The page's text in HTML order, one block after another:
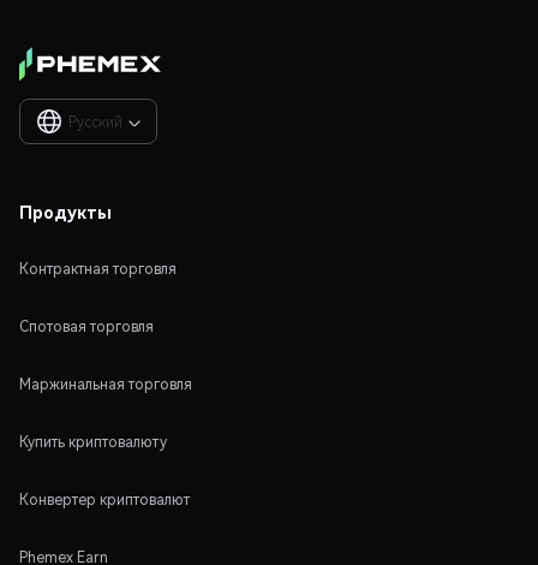
Русский 
Продукты
Контрактная торговля
Спотовая торговля
Маржинальная торговля
Купить криптовалюту
Конвертер криптовалют
Phemex Earn